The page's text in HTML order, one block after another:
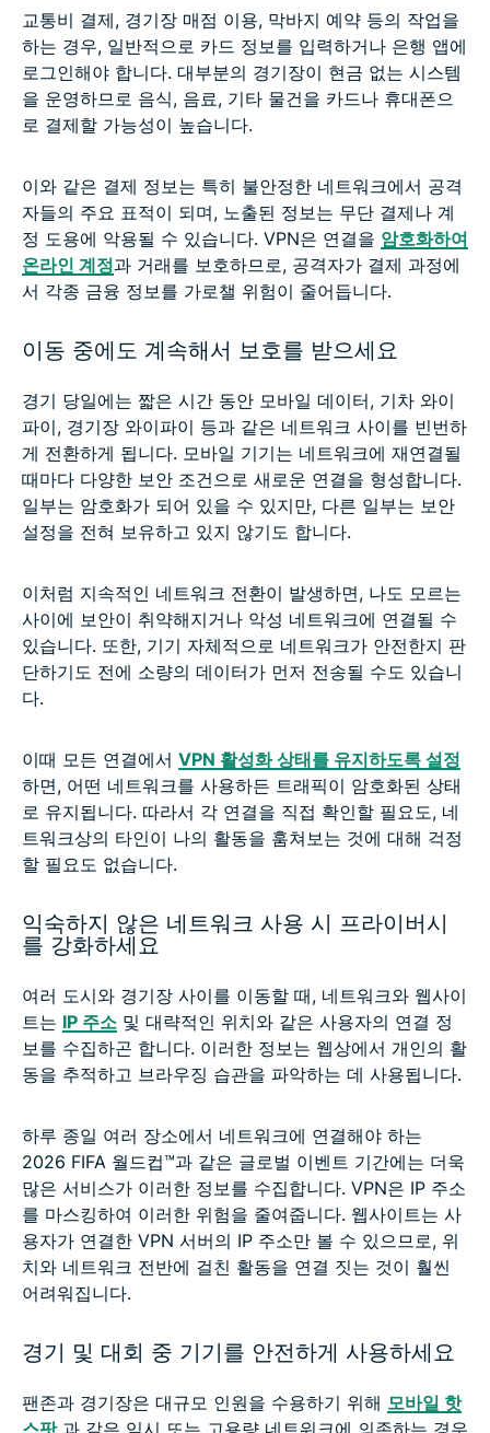
교통비 결제, 경기장 매점 이용, 막바지 예약 등의 작업을
하는 경우, 일반적으로 카드 정보를 입력하거나 은행 앱에
로그인해야 합니다. 대부분의 경기장이 현금 없는 시스템
을 운영하므로 음식, 음료, 기타 물건을 카드나 휴대폰으
로 결제할 가능성이 높습니다.
이와 같은 결제 정보는 특히 불안정한 네트워크에서 공격
자들의 주요 표적이 되며, 노출된 정보는 무단 결제나 계
정 도용에 악용될 수 있습니다. VPN은 연결을 암호화하여
온라인 계정과 거래를 보호하므로, 공격자가 결제 과정에
서 각종 금융 정보를 가로챌 위험이 줄어듭니다.
이동 중에도 계속해서 보호를 받으세요
경기 당일에는 짧은 시간 동안 모바일 데이터, 기차 와이
파이, 경기장 와이파이 등과 같은 네트워크 사이를 빈번하
게 전환하게 됩니다. 모바일 기기는 네트워크에 재연결될
때마다 다양한 보안 조건으로 새로운 연결을 형성합니다.
일부는 암호화가 되어 있을 수 있지만, 다른 일부는 보안
설정을 전혀 보유하고 있지 않기도 합니다.
이처럼 지속적인 네트워크 전환이 발생하면, 나도 모르는
사이에 보안이 취약해지거나 악성 네트워크에 연결될 수
있습니다. 또한, 기기 자체적으로 네트워크가 안전한지 판
단하기도 전에 소량의 데이터가 먼저 전송될 수도 있습니
다.
이때 모든 연결에서 VPN 활성화 상태를 유지하도록 설정
하면, 어떤 네트워크를 사용하든 트래픽이 암호화된 상태
로 유지됩니다. 따라서 각 연결을 직접 확인할 필요도, 네
트워크상의 타인이 나의 활동을 훔쳐보는 것에 대해 걱정
할 필요도 없습니다.
익숙하지 않은 네트워크 사용 시 프라이버시
를 강화하세요
여러 도시와 경기장 사이를 이동할 때, 네트워크와 웹사이
트는 IP 주소 및 대략적인 위치와 같은 사용자의 연결 정
보를 수집하곤 합니다. 이러한 정보는 웹상에서 개인의 활
동을 추적하고 브라우징 습관을 파악하는 데 사용됩니다.
하루 종일 여러 장소에서 네트워크에 연결해야 하는
2026 FIFA 월드컵™과 같은 글로벌 이벤트 기간에는 더욱
많은 서비스가 이러한 정보를 수집합니다. VPN은 IP 주소
를 마스킹하여 이러한 위험을 줄여줍니다. 웹사이트는 사
용자가 연결한 VPN 서버의 IP 주소만 볼 수 있으므로, 위
치와 네트워크 전반에 걸친 활동을 연결 짓는 것이 훨씬
어려워집니다.
경기 및 대회 중 기기를 안전하게 사용하세요
팬존과 경기장은 대규모 인원을 수용하기 위해 모바일 핫